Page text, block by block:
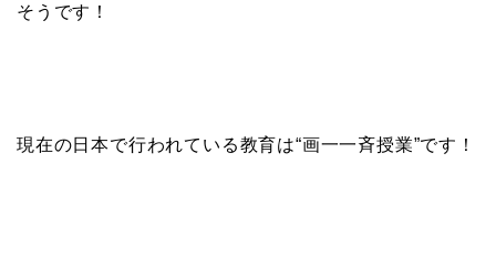
そうです！
現在の日本で行われている教育は“画一一斉授業”です！